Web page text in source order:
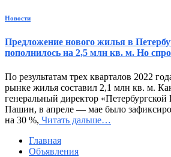
Новости
Предложение нового жилья в
пополнилось на 2,5 млн кв. м. Но
По результатам трех кварталов 2022
рынке жилья составил 2,1 млн кв. м.
генеральный директор
Пашин, в апреле — мае было
на 30 %, Читать дальше…
Главная
Объявления